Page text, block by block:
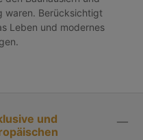
waren. Berücksichtigt
Leben und modernes
und